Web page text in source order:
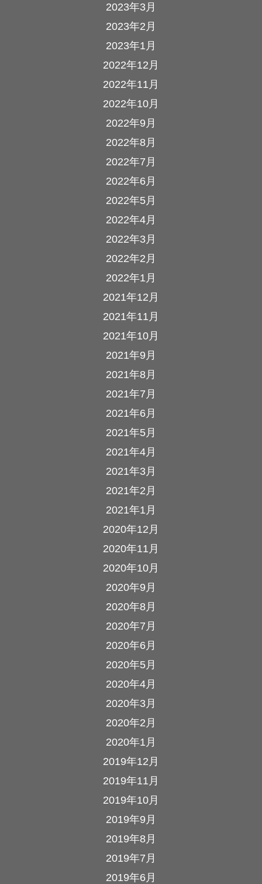
2023年3月
2023年2月
2023年1月
2022年12月
2022年11月
2022年10月
2022年9月
2022年8月
2022年7月
2022年6月
2022年5月
2022年4月
2022年3月
2022年2月
2022年1月
2021年12月
2021年11月
2021年10月
2021年9月
2021年8月
2021年7月
2021年6月
2021年5月
2021年4月
2021年3月
2021年2月
2021年1月
2020年12月
2020年11月
2020年10月
2020年9月
2020年8月
2020年7月
2020年6月
2020年5月
2020年4月
2020年3月
2020年2月
2020年1月
2019年12月
2019年11月
2019年10月
2019年9月
2019年8月
2019年7月
2019年6月